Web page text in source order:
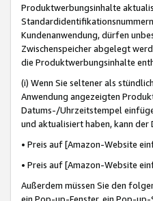
Produktwerbungsinhalte
Kundenanwendung, dürfen
Zwischenspeicher abgelegt
die Produktwerbungsinhalte
(i) Wenn Sie seltener als
Anwendung angezeigten
Datums-/Uhrzeitstempel
und aktualisiert haben, kann
• Preis auf [Amazon-Website
• Preis auf [Amazon-Website
Außerdem müssen Sie den
ein Pop-up-Fenster, ein Pop-